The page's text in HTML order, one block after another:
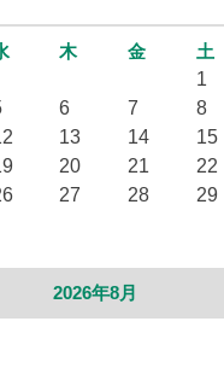
2026年8月
木 金 土
1
6 7 8
13 14 15
20 21 22
27 28 29